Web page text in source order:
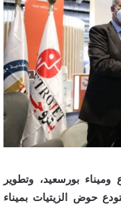
بورسعيد، وتطوير
حوض الزيتيات بميناء